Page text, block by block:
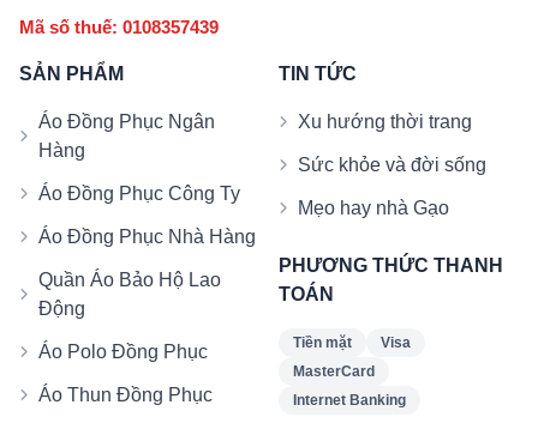
Mã số thuế: 0108357439
SẢN PHẨM
Áo Đồng Phục Ngân
Hàng
Áo Đồng Phục Công Ty
Áo Đồng Phục Nhà Hàng
Quần Áo Bảo Hộ Lao
Động
Áo Polo Đồng Phục
Áo Thun Đồng Phục
TIN TỨC
Xu hướng thời trang
Sức khỏe và đời sống
Mẹo hay nhà Gạo
PHƯƠNG THỨC THANH
TOÁN
Tiền mặt
Visa
MasterCard
Internet Banking